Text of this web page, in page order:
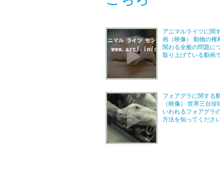
アニマルライツに関
画（映像） 動物の権
関わる全般の問題に
取り上げている動画
フォアグラに関する
（映像） 世界三台珍
いわれるフォアグラ
方法を知ってくださ